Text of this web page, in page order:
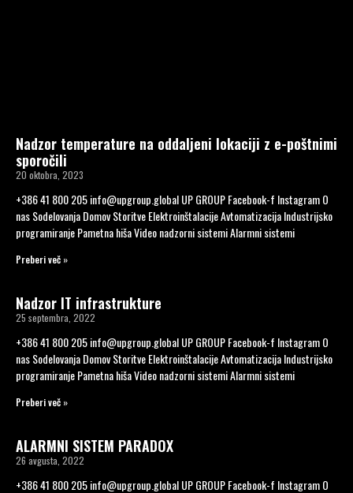
Nadzor temperature na oddaljeni lokaciji z e-poštnimi
sporočili
20 oktobra, 2023
+386 41 800 205 info@upgroup.global UP GROUP Facebook-f Instagram O
nas Sodelovanja Domov Storitve Elektroinštalacije Avtomatizacija Industrijsko
programiranje Pametna hiša Video nadzorni sistemi Alarmni sistemi
Preberi več »
Nadzor IT infrastrukture
25 septembra, 2022
+386 41 800 205 info@upgroup.global UP GROUP Facebook-f Instagram O
nas Sodelovanja Domov Storitve Elektroinštalacije Avtomatizacija Industrijsko
programiranje Pametna hiša Video nadzorni sistemi Alarmni sistemi
Preberi več »
ALARMNI SISTEM PARADOX
26 avgusta, 2022
+386 41 800 205 info@upgroup.global UP GROUP Facebook-f Instagram O